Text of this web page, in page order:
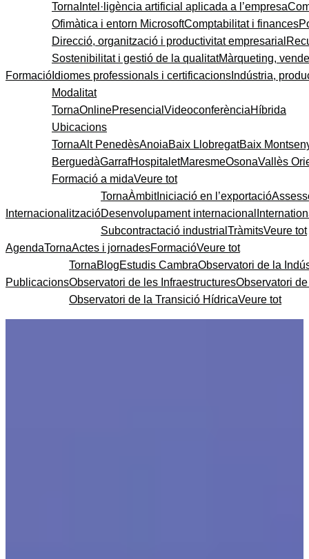
Formació
Torna Intel·ligència artificial aplicada a l’empresa
Ofimàtica i entorn MicrosoftComptabilitat i finances
Direcció, organització i productivitat empresarial
Sostenibilitat i gestió de la qualitatMàrqueting,
Idiomes professionals i certificacions Indústria,
Modalitat
TornaOnlinePresencial VideoconferènciaHíbrida
Ubicacions
TornaAlt PenedèsAnoiaBaix LlobregatBaix
BerguedàGarrafHospitaletMaresmeOsonaVallès
Formació a midaVeure tot
Internacionalització
TornaÀmbitIniciació en l’exportació
Desenvolupament internacional
Subcontractació industrial TràmitsVeure tot
AgendaTornaActes i jornadesFormacióVeure tot
Publicacions
TornaBlogEstudis CambraObservatori de la
Observatori de les InfraestructuresObservatori
Observatori de la Transició HídricaVeure tot